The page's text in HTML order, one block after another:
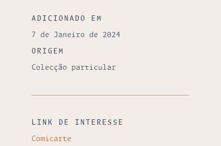
ADICIONADO EM
7 de Janeiro de 2024
ORIGEM
Colecção particular
LINK DE INTERESSE
Comicarte